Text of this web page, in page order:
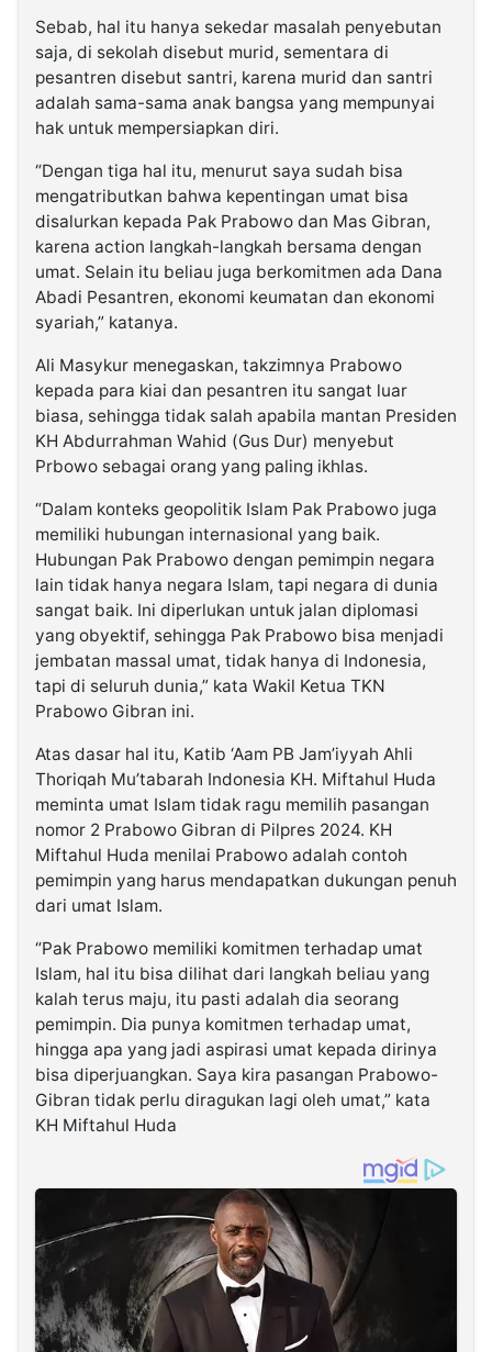
Sebab, hal itu hanya sekedar masalah penyebutan
saja, di sekolah disebut murid, sementara di
pesantren disebut santri, karena murid dan santri
adalah sama-sama anak bangsa yang mempunyai
hak untuk mempersiapkan diri.
“Dengan tiga hal itu, menurut saya sudah bisa
mengatributkan bahwa kepentingan umat bisa
disalurkan kepada Pak Prabowo dan Mas Gibran,
karena action langkah-langkah bersama dengan
umat. Selain itu beliau juga berkomitmen ada Dana
Abadi Pesantren, ekonomi keumatan dan ekonomi
syariah,” katanya.
Ali Masykur menegaskan, takzimnya Prabowo
kepada para kiai dan pesantren itu sangat luar
biasa, sehingga tidak salah apabila mantan Presiden
KH Abdurrahman Wahid (Gus Dur) menyebut
Prbowo sebagai orang yang paling ikhlas.
“Dalam konteks geopolitik Islam Pak Prabowo juga
memiliki hubungan internasional yang baik.
Hubungan Pak Prabowo dengan pemimpin negara
lain tidak hanya negara Islam, tapi negara di dunia
sangat baik. Ini diperlukan untuk jalan diplomasi
yang obyektif, sehingga Pak Prabowo bisa menjadi
jembatan massal umat, tidak hanya di Indonesia,
tapi di seluruh dunia,” kata Wakil Ketua TKN
Prabowo Gibran ini.
Atas dasar hal itu, Katib ‘Aam PB Jam’iyyah Ahli
Thoriqah Mu’tabarah Indonesia KH. Miftahul Huda
meminta umat Islam tidak ragu memilih pasangan
nomor 2 Prabowo Gibran di Pilpres 2024. KH
Miftahul Huda menilai Prabowo adalah contoh
pemimpin yang harus mendapatkan dukungan penuh
dari umat Islam.
“Pak Prabowo memiliki komitmen terhadap umat
Islam, hal itu bisa dilihat dari langkah beliau yang
kalah terus maju, itu pasti adalah dia seorang
pemimpin. Dia punya komitmen terhadap umat,
hingga apa yang jadi aspirasi umat kepada dirinya
bisa diperjuangkan. Saya kira pasangan Prabowo-
Gibran tidak perlu diragukan lagi oleh umat,” kata
KH Miftahul Huda